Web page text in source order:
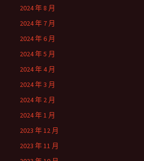
2024 年 8 月
2024 年 7 月
2024 年 6 月
2024 年 5 月
2024 年 4 月
2024 年 3 月
2024 年 2 月
2024 年 1 月
2023 年 12 月
2023 年 11 月